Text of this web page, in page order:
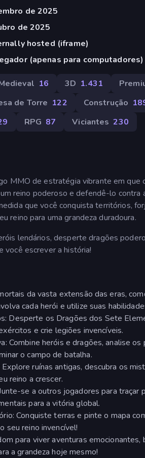
de 2025
de 2025
hosted (iframe)
(apenas para computadores)
16 3D 1.431
de Torre 122 Construção
RPG 87 Viciantes 230
MMO de estratégia vibrante em
reino poderoso e defendê-lo contra
que você conquista territórios,
reino para uma grandeza duradoura.
lendários, desperte dragões
você escrever a história!
da vasta extensão das eras,
cada herói e utilize suas
Desperte os Dragões dos Sete
e crie legiões invencíveis.
Combine heróis e dragões, analise
o campo de batalha.
ruínas antigas, descubra os
reino a crescer.
se a outros jogadores para
para a vitória global.
Conquiste terras e pinte o mapa
seu reino invencível!
para viver aventuras
a grandeza hoje mesmo!